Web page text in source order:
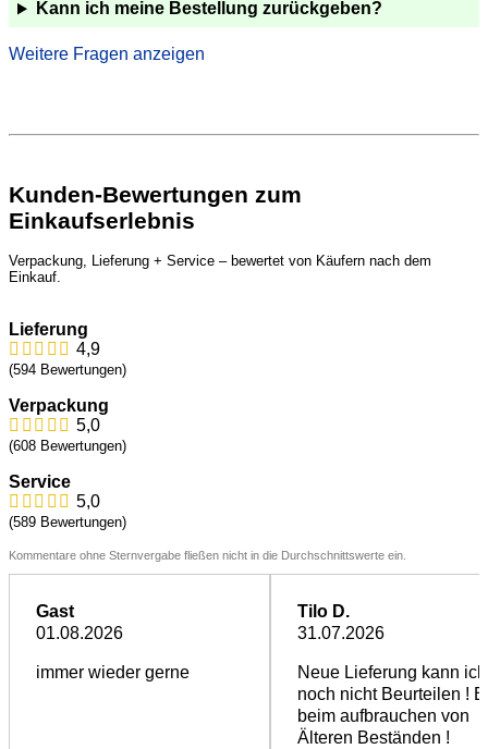
Kann ich meine Bestellung zurückgeben?
oder etwas fehlt?
Kann meine Bestellung als Geschenk liefern lassen?
Wie und wie lange kann ich Wein + Sekt lagern?
Wie sind die Weinflaschen verschlossen?
Warum enthalten die Weine Sulfite?
Kunden-Bewertungen zum
Einkaufserlebnis
Verpackung, Lieferung + Service – bewertet von Käufern nach dem
Einkauf.
Lieferung
4,9
(594 Bewertungen)
Verpackung
5,0
(608 Bewertungen)
Service
5,0
(589 Bewertungen)
Kommentare ohne Sternvergabe fließen nicht in die Durchschnittswerte ein.
Gast
01.08.2026
immer wieder gerne
Tilo D.
31.07.2026
Neue Lieferung kann ich
noch nicht Beurteilen !
beim aufbrauchen von
Älteren Beständen !